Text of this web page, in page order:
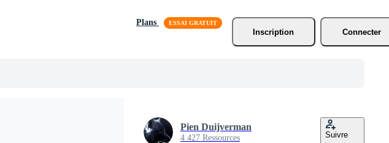
Plans
Inscription
Connecter
Pien Duijverman
4 427 Ressources Suivre